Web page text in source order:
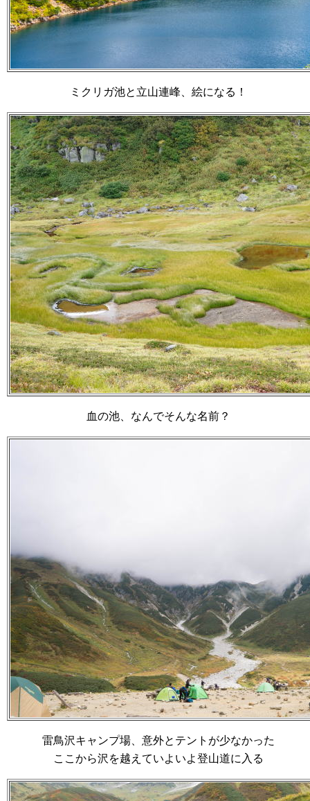
ミクリガ池と立山連峰、絵になる！
血の池、なんでそんな名前？
雷鳥沢キャンプ場、意外とテントが少なかった
ここから沢を越えていよいよ登山道に入る